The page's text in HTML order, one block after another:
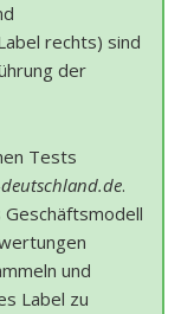
rechts) sind
der
Tests
.
Geschäftsmodell
und
Label zu